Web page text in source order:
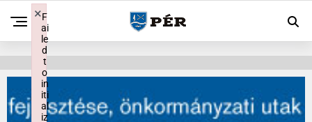
F
ai
le
d
t
o
in
iti
al
iz
×